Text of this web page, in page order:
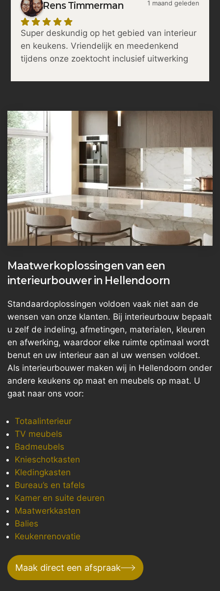
Rens Timmerman 1 maand geleden
Super deskundig op het gebied van interieur
en keukens. Vriendelijk en meedenkend
tijdens onze zoektocht inclusief uitwerking
voorbereiding ook nog eens kwaliteit en
tevreden met het resultaat: een ombouw van
de keuken elementen en een heuse
koffiecorner!
Maatwerkoplossingen van een
interieurbouwer in Hellendoorn
Standaardoplossingen voldoen vaak niet aan de
wensen van onze klanten. Bij interieurbouw bepaalt
u zelf de indeling, afmetingen, materialen, kleuren
en afwerking, waardoor elke ruimte optimaal wordt
benut en uw interieur aan al uw wensen voldoet.
Als interieurbouwer maken wij in Hellendoorn onder
andere keukens op maat en meubels op maat. U
gaat naar ons voor:
Totaalinterieur
TV meubels
Badmeubels
Knieschotkasten
Kledingkasten
Bureau’s en tafels
Kamer en suite deuren
Maatwerkkasten
Balies
Keukenrenovatie
Maak direct een afspraak